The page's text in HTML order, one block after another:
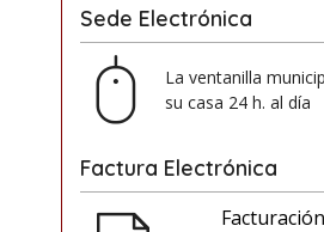
Sede Electrónica
La ventanilla
su casa 24 h. al día
Factura Electrónica
Facturación